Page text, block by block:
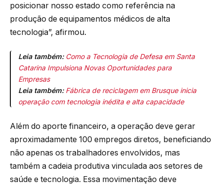
posicionar nosso estado como referência na
produção de equipamentos médicos de alta
tecnologia”, afirmou.
Leia também: Como a Tecnologia de Defesa em Santa
Catarina Impulsiona Novas Oportunidades para
Empresas
Leia também: Fábrica de reciclagem em Brusque inicia
operação com tecnologia inédita e alta capacidade
Além do aporte financeiro, a operação deve gerar
aproximadamente 100 empregos diretos, beneficiando
não apenas os trabalhadores envolvidos, mas
também a cadeia produtiva vinculada aos setores de
saúde e tecnologia. Essa movimentação deve